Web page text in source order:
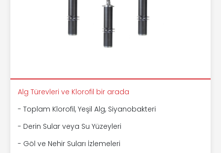
Alg Türevleri ve Klorofil bir arada
- Toplam Klorofil, Yeşil Alg, Siyanobakteri
- Derin Sular veya Su Yüzeyleri
- Göl ve Nehir Suları İzlemeleri